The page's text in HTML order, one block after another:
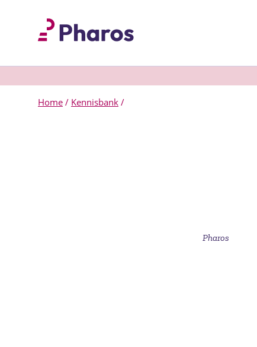
Home / Kennisbank /
Pharos